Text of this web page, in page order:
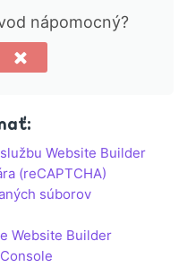
nápomocný?
Website Builder
(reCAPTCHA)
súborov
Website Builder